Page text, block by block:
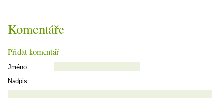
Komentáře
Přidat komentář
Jméno:
Nadpis: